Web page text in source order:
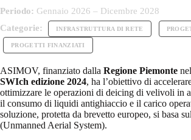
Periodo: Gennaio 2026 – Dicembre 2028
Categorie:
INFRASTRUTTURA DI RETE
PROGETTI FINANZIATI
ASIMOV, finanziato dalla Regione Piemonte
SWIch edizione 2024, ha l’obiettivo di
ottimizzare le operazioni di deicing di velivoli in
il consumo di liquidi antighiaccio e il carico
soluzione, protetta da brevetto europeo, si basa
(Unmanned Aerial System).